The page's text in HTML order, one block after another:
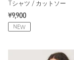
Tシャツ / カットソー
¥9,900
NEW